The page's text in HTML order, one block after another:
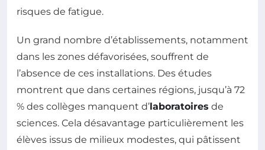
risques de fatigue.
Un grand nombre d’établissements, notamment
dans les zones défavorisées, souffrent de
l’absence de ces installations. Des études
montrent que dans certaines régions, jusqu’à 72
% des collèges manquent d’laboratoires de
sciences. Cela désavantage particulièrement les
élèves issus de milieux modestes, qui pâtissent